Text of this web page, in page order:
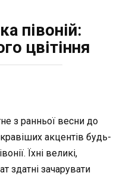
півоній:
цвітіння
з ранньої весни до
акцентів будь-
Їхні великі,
здатні зачарувати